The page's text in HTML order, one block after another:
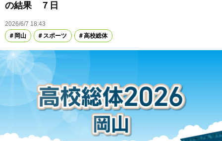
の結果 ７日
2026/6/7 18:43
岡山
スポーツ 高校総体